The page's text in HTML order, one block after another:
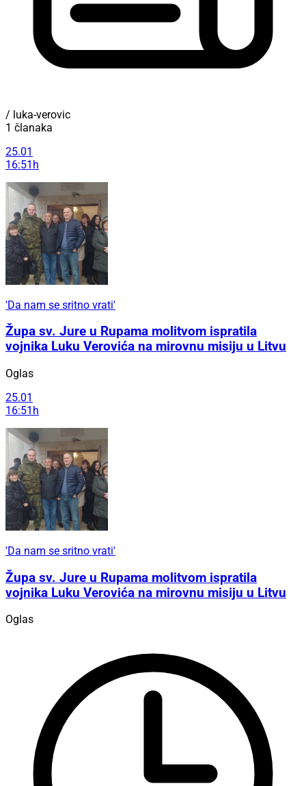
/ luka-verovic
1 članaka
25.01
16:51h
'Da nam se sritno vrati'
Župa sv. Jure u Rupama molitvom ispratila
vojnika Luku Verovića na mirovnu misiju u Litvu
Oglas
25.01
16:51h
'Da nam se sritno vrati'
Župa sv. Jure u Rupama molitvom ispratila
vojnika Luku Verovića na mirovnu misiju u Litvu
Oglas